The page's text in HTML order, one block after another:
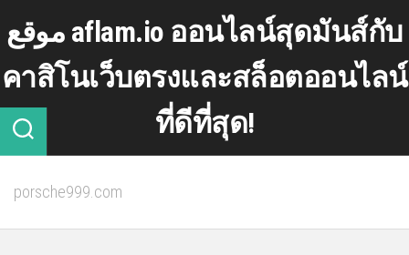
to
content
موقع aflam.io ออนไลน์สุดมันส์กับ
คาสิโนเว็บตรงและสล็อตออนไลน์
ที่ดีที่สุด!
porsche999.com